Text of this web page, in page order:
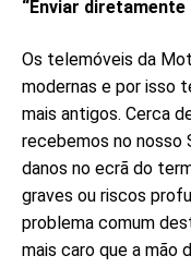
“Enviar
Os telemóveis da
modernas e por isso
mais antigos. Cerca
recebemos no nosso
danos no ecrã do
graves ou riscos
problema comum
mais caro que a mão